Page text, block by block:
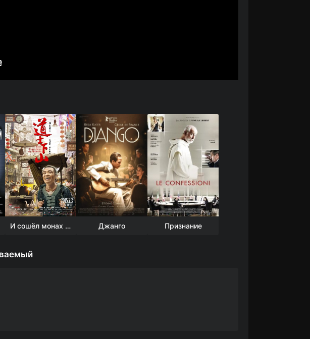
И сошёл монах с гор Джанго Признание